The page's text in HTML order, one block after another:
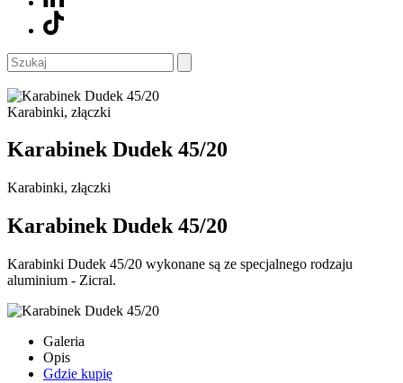
Karabinki, złączki
Karabinek Dudek 45/20
Karabinki, złączki
Karabinek Dudek 45/20
Karabinki Dudek 45/20 wykonane są ze specjalnego rodzaju
aluminium - Zicral.
Galeria
Opis
Gdzie kupię